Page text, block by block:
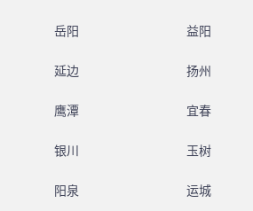
岳阳 益阳
延边 扬州
鹰潭 宜春
银川 玉树
阳泉 运城